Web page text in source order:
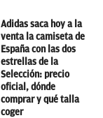
Adidas saca hoy a la
venta la camiseta de
España con las dos
estrellas de la
Selección: precio
oficial, dónde
comprar y qué talla
coger